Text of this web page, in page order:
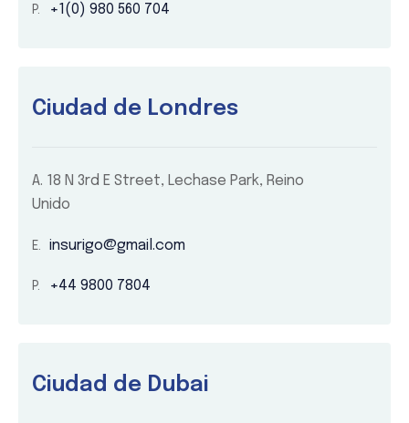
+1(0) 980 560 704
Ciudad de Londres
A. 18 N 3rd E Street, Lechase Park, Reino
Unido
insurigo@gmail.com
+44 9800 7804
Ciudad de Dubai